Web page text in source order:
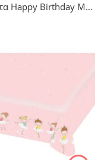
Γιρλάντα Happy Birthday Μπαλαρίνα